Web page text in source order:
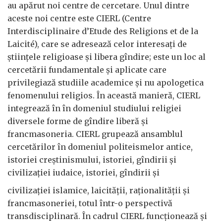
au apărut noi centre de cercetare. Unul dintre
aceste noi centre este CIERL (Centre
Interdisciplinaire d’Etude des Religions et de la
Laicité), care se adresează celor interesaţi de
ştiinţele religioase şi libera gîndire; este un loc al
cercetării fundamentale şi aplicate care
privilegiază studiile academice şi nu apologetica
fenomenului religios. În această manieră, CIERL
integrează în în domeniul studiului religiei
diversele forme de gîndire liberă şi
francmasoneria. CIERL grupează ansamblul
cercetărilor în domeniul politeismelor antice,
istoriei creştinismului, istoriei, gîndirii şi
civilizaţiei iudaice, istoriei, gîndirii şi
civilizaţiei islamice, laicităţii, raţionalităţii şi
francmasoneriei, totul într-o perspectivă
transdisciplinară. În cadrul CIERL funcţionează şi